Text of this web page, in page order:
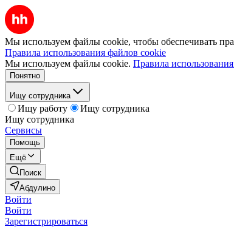
Мы используем файлы cookie, чтобы обеспечивать
Правила использования файлов cookie
Мы используем файлы cookie. Правила
Понятно
Ищу сотрудника
Ищу работу
Ищу сотрудника
Ищу сотрудника
Сервисы
Помощь
Ещё
Поиск
Абдулино
Войти
Войти
Зарегистрироваться